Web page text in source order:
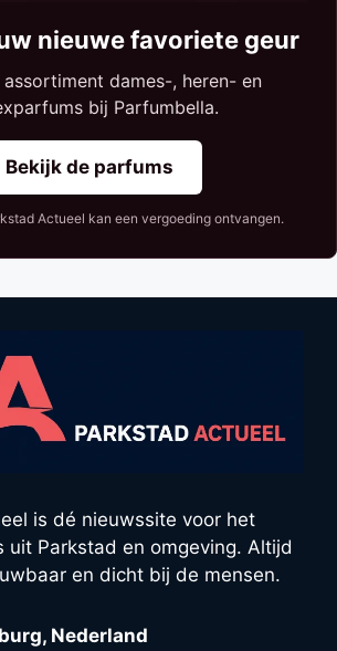
nieuwe favoriete geur
dames-, heren- en
bij Parfumbella.
Bekijk de parfums
Actueel kan een vergoeding ontvangen.
is dé nieuwssite voor het
uit Parkstad en omgeving. Altijd
en dicht bij de mensen.
Nederland